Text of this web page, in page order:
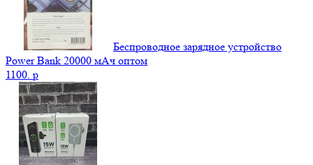
Беспроводное зарядное устройство
Power Bank 20000 мАч оптом
1100. p